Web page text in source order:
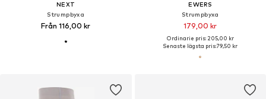
NEXT
Strumpbyxa
Från 116,00 kr
EWERS
Strumpbyxa
179,00 kr
Ordinarie pris: 205,00 kr
Senaste lägsta pris:79,50 kr